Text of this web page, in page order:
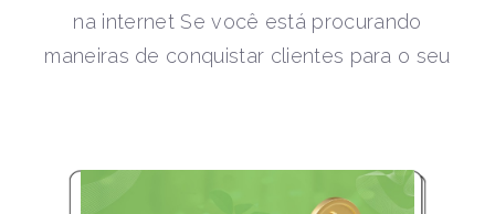
na internet Se você está procurando
maneiras de conquistar clientes para o seu